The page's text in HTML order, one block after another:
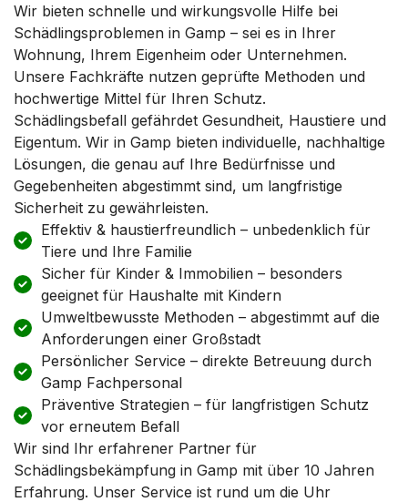
Wir bieten schnelle und wirkungsvolle Hilfe bei
Schädlingsproblemen in Gamp – sei es in Ihrer
Wohnung, Ihrem Eigenheim oder Unternehmen.
Unsere Fachkräfte nutzen geprüfte Methoden und
hochwertige Mittel für Ihren Schutz.
Schädlingsbefall gefährdet Gesundheit, Haustiere und
Eigentum. Wir in Gamp bieten individuelle, nachhaltige
Lösungen, die genau auf Ihre Bedürfnisse und
Gegebenheiten abgestimmt sind, um langfristige
Sicherheit zu gewährleisten.
Effektiv & haustierfreundlich – unbedenklich für
Tiere und Ihre Familie
Sicher für Kinder & Immobilien – besonders
geeignet für Haushalte mit Kindern
Umweltbewusste Methoden – abgestimmt auf die
Anforderungen einer Großstadt
Persönlicher Service – direkte Betreuung durch
Gamp Fachpersonal
Präventive Strategien – für langfristigen Schutz
vor erneutem Befall
Wir sind Ihr erfahrener Partner für
Schädlingsbekämpfung in Gamp mit über 10 Jahren
Erfahrung. Unser Service ist rund um die Uhr